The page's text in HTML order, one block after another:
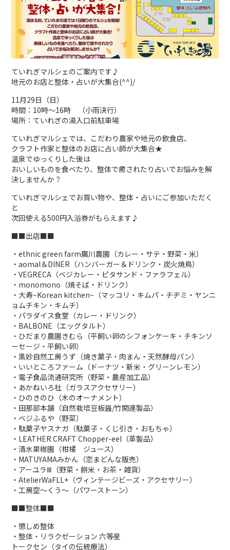
ていれぎマルシェのご案内です♪
地元のお店と整体・占いが大集合(^^)/
11月29日（日）
時間：10時～16時 （小雨決行）
場所：ていれぎの湯入口前駐車場
ていれぎマルシェでは、こだわり農家や地元の飲食店、
クラフト作家と整体のお店に占い師が大集合★
温泉でゆっくりした後は
おいしいものを食べたり、整体で癒されたり占いでお悩みを解
決しませんか？
ていれぎマルシェでお買い物や、整体・占いにご参加いただく
と
次回使える500円入浴券がもらえます♪
■■出店■■
・ethnic green farm廣川農園（カレー・サテ・野菜・米）
・aomal＆DINER（ハンバーガー＆ドリンク・炭火焼鳥）
・VEGRECA（ベジカレー・ピタサンド・ファラフェル）
・monomono（焼そば・ドリンク）
・大寿~Korean kitchen~（マッコリ・キムパ・チヂミ・ヤンニ
ョムチキン・キムチ）
・パラダイス食堂（カレー・ドリンク）
・BALBONE（エッグタルト）
・ひだまり農園きむら（平飼い卵のシフォンケーキ・チキンソ
ーセージ・平飼い卵）
・黒妙自然工房うず（焼き菓子・肉まん・天然酵母パン）
・いいところファーム（ドーナツ・新米・グリーンレモン）
・電子食品流通研究所（野菜・農産加工品）
・あかねいろ社（ガラスアクセサリー）
・ひのきのひ（木のオーナメント）
・田那部本舗（自然栽培豆板醤/竹関連製品）
・ベジふるや（野菜）
・駄菓子ヤスナガ（駄菓子・くじ引き・おもちゃ）
・LEATHER CRAFT Chopper-eel（革製品）
・清水果樹園（柑橘 ジュース）
・MATUYAMAみかん（恋まどんな販売）
・アーユラⅢ（野菜・餅米・お茶・雑貨）
・AtelierWaFLL+（ヴィンテージビーズ・アクセサリー）
・工房空〜くう〜（パワーストーン）
■■整体■■
・懲しめ整体
・整体・リラクゼーション 六等星
トークセン（タイの伝統療法）